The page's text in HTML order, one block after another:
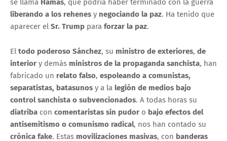
se llama Hamás, que podría haber terminado con la guerra
liberando a los rehenes y negociando la paz. Ha tenido que
aparecer el Sr. Trump para forzar la paz.
El todo poderoso Sánchez, su ministro de exteriores, de
interior y demás ministros de la propaganda sanchista, han
fabricado un relato falso, espoleando a comunistas,
separatistas, batasunos y a la legión de medios bajo
control sanchista o subvencionados. A todas horas su
diatriba con comentaristas sin pudor o bajo efectos del
antisemitismo o comunismo radical, nos han contado su
crónica fake. Estas movilizaciones masivas, con banderas